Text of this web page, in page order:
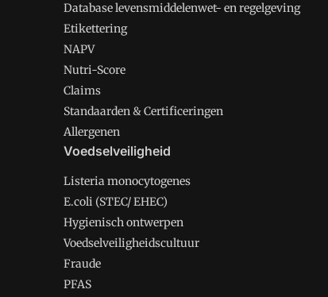
Database levensmiddelenwet- en regelgeving
Etikettering
NAPV
Nutri-Score
Claims
Standaarden & Certificeringen
Allergenen
Voedselveiligheid
Listeria monocytogenes
E.coli (STEC/ EHEC)
Hygienisch ontwerpen
Voedselveiligheidscultuur
Fraude
PFAS